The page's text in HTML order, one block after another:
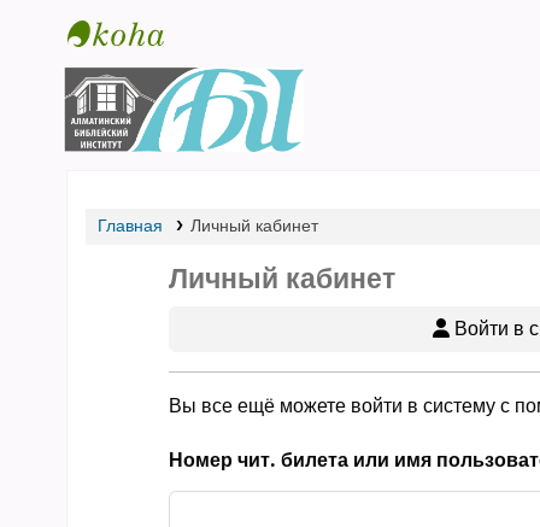
Библиотека АБИ
Главная Личный кабинет
Личный кабинет
Войти в
Вы все ещё можете войти в систему с
Номер чит. билета или имя